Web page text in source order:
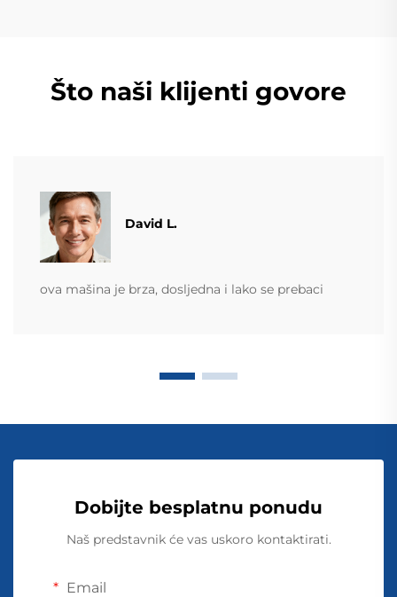
Što naši klijenti govore
David L.
ova mašina je brza, dosljedna i lako se prebaci
Dobijte besplatnu ponudu
Naš predstavnik će vas uskoro kontaktirati.
Email